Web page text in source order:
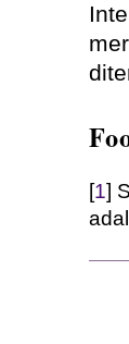
[1]